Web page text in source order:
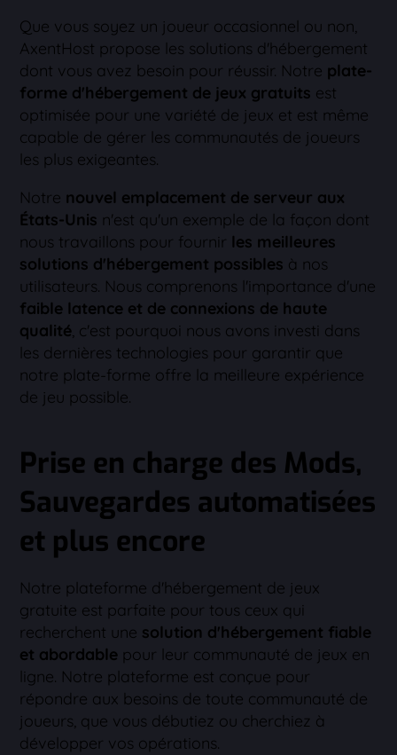
Que vous soyez un joueur occasionnel ou non,
AxentHost propose les solutions d'hébergement
dont vous avez besoin pour réussir. Notre plate-
forme d'hébergement de jeux gratuits est
optimisée pour une variété de jeux et est même
capable de gérer les communautés de joueurs
les plus exigeantes.
Notre nouvel emplacement de serveur aux
États-Unis n'est qu'un exemple de la façon dont
nous travaillons pour fournir les meilleures
solutions d'hébergement possibles à nos
utilisateurs. Nous comprenons l'importance d'une
faible latence et de connexions de haute
qualité, c'est pourquoi nous avons investi dans
les dernières technologies pour garantir que
notre plate-forme offre la meilleure expérience
de jeu possible.
Prise en charge des Mods,
Sauvegardes automatisées
et plus encore
Notre plateforme d'hébergement de jeux
gratuite est parfaite pour tous ceux qui
recherchent une solution d'hébergement fiable
et abordable pour leur communauté de jeux en
ligne. Notre plateforme est conçue pour
répondre aux besoins de toute communauté de
joueurs, que vous débutiez ou cherchiez à
développer vos opérations.